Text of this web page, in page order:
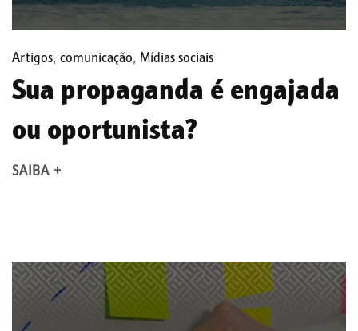
Artigos, comunicação, Mídias sociais
Sua propaganda é engajada
ou oportunista?
SAIBA +